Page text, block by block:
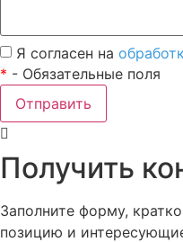
Я согласен на
* - Обязательные поля
Отправить
Получить
Заполните форму,
позицию и